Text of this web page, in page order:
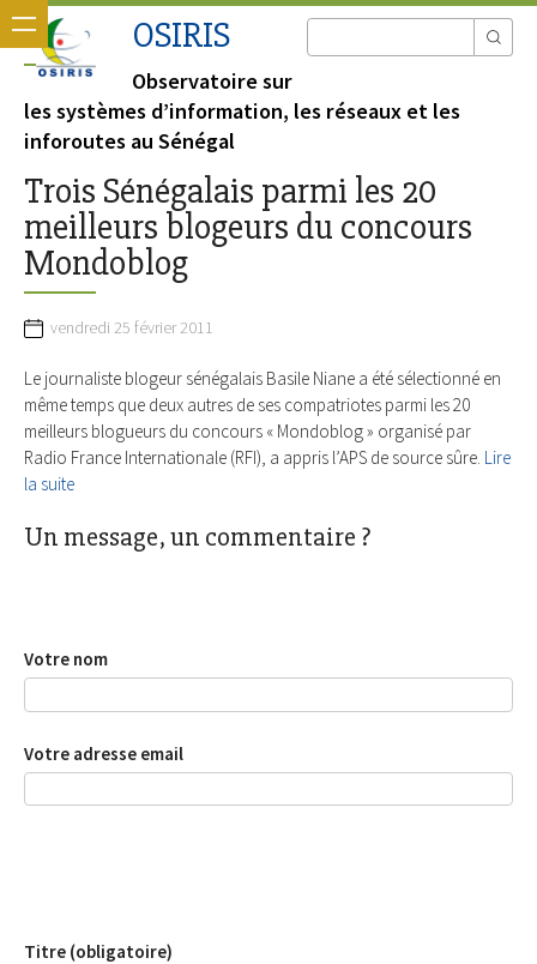
OSIRIS
Observatoire sur
les systèmes d’information, les réseaux et les
inforoutes au Sénégal
Trois Sénégalais parmi les 20
meilleurs blogeurs du concours
Mondoblog
vendredi 25 février 2011
Le journaliste blogeur sénégalais Basile Niane a été sélectionné en
même temps que deux autres de ses compatriotes parmi les 20
meilleurs blogueurs du concours « Mondoblog » organisé par
Radio France Internationale (RFI), a appris l’APS de source sûre. Lire
la suite
Un message, un commentaire ?
Votre nom
Votre adresse email
Titre (obligatoire)